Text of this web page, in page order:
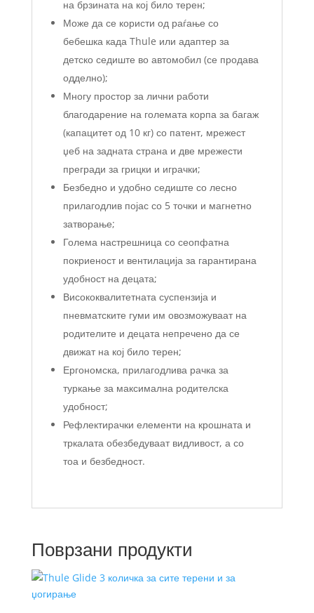
на брзината на кој било терен;
Може да се користи од раѓање со
бебешка када Thule или адаптер за
детско седиште во автомобил (се продава
одделно);
Многу простор за лични работи
благодарение на големата корпа за багаж
(капацитет од 10 кг) со патент, мрежест
џеб на задната страна и две мрежести
прегради за грицки и играчки;
Безбедно и удобно седиште со лесно
прилагодлив појас со 5 точки и магнетно
затворање;
Голема настрешница со сеопфатна
покриеност и вентилација за гарантирана
удобност на децата;
Висококвалитетната суспензија и
пневматските гуми им овозможуваат на
родителите и децата непречено да се
движат на кој било терен;
Ергономска, прилагодлива рачка за
туркање за максимална родителска
удобност;
Рефлектирачки елементи на крошната и
тркалата обезбедуваат видливост, а со
тоа и безбедност.
Поврзани продукти